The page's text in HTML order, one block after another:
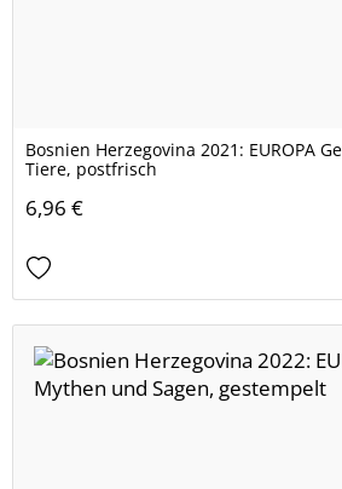
Bosnien Herzegovina 2021: EUROPA
Tiere, postfrisch
6,96 €